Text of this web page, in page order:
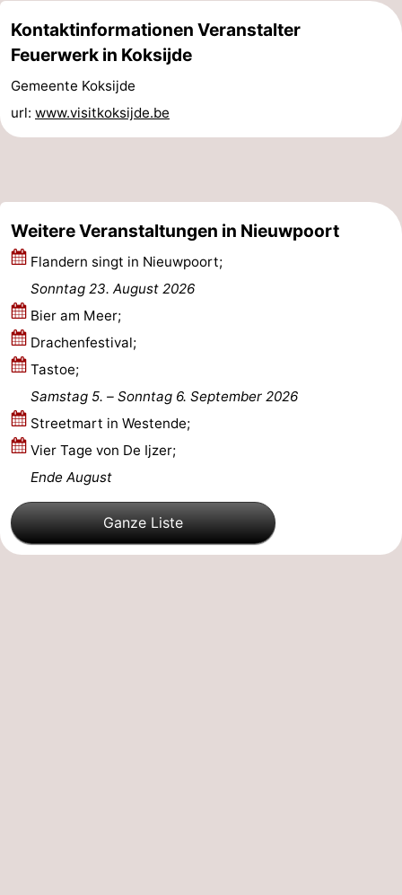
Küste
-
Het
Knokke-
-
Wenduine
-
Haan
Bredene
-
Ostende
-
Middelkerke
Westende
-
Oostduinkerke
Koksijde
-
De
-
Kontaktinformationen Veranstalter
Feuerwerk in Koksijde
Gemeente Koksijde
url: www.visitkoksijde.be
Weitere Veranstaltungen in Nieuwpoort
Flandern singt in Nieuwpoort;
Sonntag 23. August 2026
Bier am Meer;
Drachenfestival;
Tastoe;
Samstag 5. –
Sonntag 6. September 2026
Streetmart in Westende;
Vier Tage von De Ijzer;
Ende August
Ganze Liste